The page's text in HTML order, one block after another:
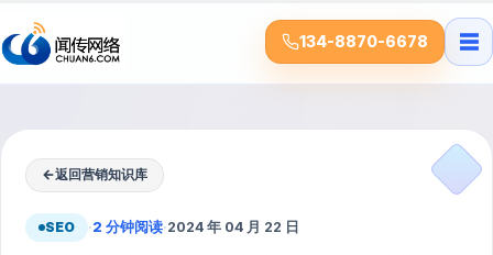
134-8870-6678 ☰
←返回营销知识库
SEO ·2 分钟阅读·2024 年 04 月 22 日